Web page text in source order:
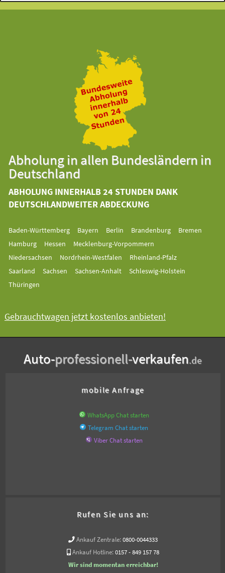
Abholung in allen Bundesländern in
Deutschland
ABHOLUNG INNERHALB 24 STUNDEN DANK
DEUTSCHLANDWEITER ABDECKUNG
Baden-Württemberg Bayern Berlin Brandenburg
Bremen
Hamburg
Hessen
Mecklenburg-Vorpommern
Niedersachsen
Nordrhein-Westfalen
Rheinland-Pfalz
Saarland
Sachsen Sachsen-Anhalt
Schleswig-Holstein
Thüringen
Gebrauchtwagen jetzt kostenlos anbieten!
Auto-professionell-verkaufen.de
mobile Anfrage
WhatsApp Chat starten
Telegram Chat starten
Viber Chat starten
Rufen Sie uns an:
Ankauf Zentrale: 0800-0044333
Ankauf Hotline: 0157 - 849 157 78
Wir sind momentan erreichbar!